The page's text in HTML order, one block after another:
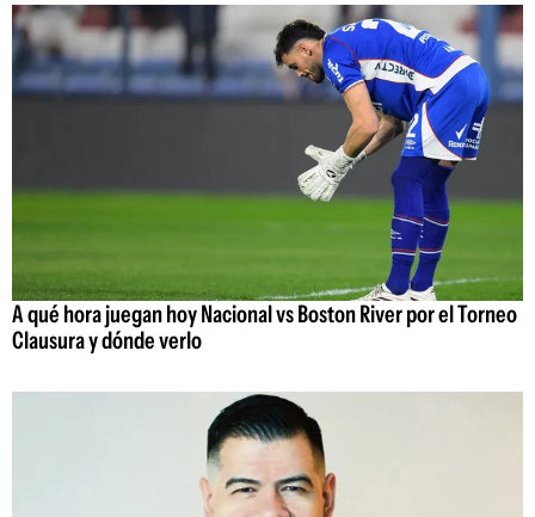
A qué hora juegan hoy Nacional vs Boston River por el Torneo
Clausura y dónde verlo